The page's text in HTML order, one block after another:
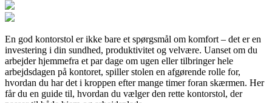
En god kontorstol er ikke bare et spørgsmål om komfort – det er en
investering i din sundhed, produktivitet og velvære. Uanset om du
arbejder hjemmefra et par dage om ugen eller tilbringer hele
arbejdsdagen på kontoret, spiller stolen en afgørende rolle for,
hvordan du har det i kroppen efter mange timer foran skærmen. Her
får du en guide til, hvordan du vælger den rette kontorstol, der